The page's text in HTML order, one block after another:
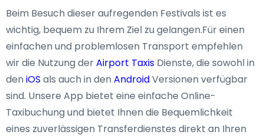
Beim Besuch dieser aufregenden Festivals ist es
wichtig, bequem zu Ihrem Ziel zu gelangen.Für einen
einfachen und problemlosen Transport empfehlen
wir die Nutzung derAirport Taxis Dienste, die sowohl in
deniOS als auch in denAndroidVersionen verfügbar
sind. Unsere App bietet eine einfache Online-
Taxibuchung und bietet Ihnen die Bequemlichkeit
eines zuverlässigen Transferdienstes direkt an Ihren